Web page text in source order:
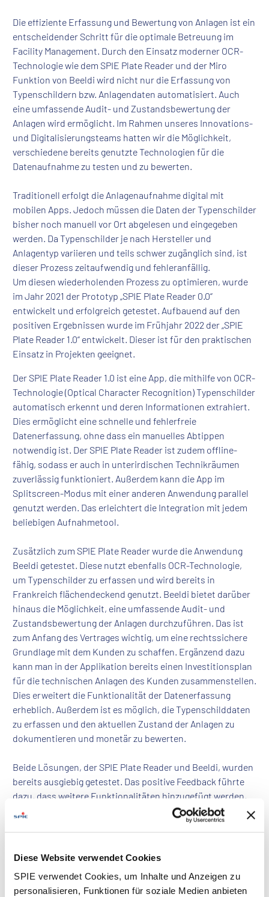
Diese Website verwendet Cookies
SPIE verwendet Cookies, um Inhalte und Anzeigen zu
personalisieren, Funktionen für soziale Medien anbieten
Die effiziente Erfassung und Bewertung von Anlagen ist ein
entscheidender Schritt für die optimale Betreuung im
Facility Management. Durch den Einsatz moderner OCR-
Technologie wie dem SPIE Plate Reader und der Miro
Funktion von Beeldi wird nicht nur die Erfassung von
Typenschildern bzw. Anlagendaten automatisiert. Auch
eine umfassende Audit- und Zustandsbewertung der
Anlagen wird ermöglicht. Im Rahmen unseres Innovations-
und Digitalisierungsteams hatten wir die Möglichkeit,
verschiedene bereits genutzte Technologien für die
Datenaufnahme zu testen und zu bewerten.
Traditionell erfolgt die Anlagenaufnahme digital mit
mobilen Apps. Jedoch müssen die Daten der Typenschilder
bisher noch manuell vor Ort abgelesen und eingegeben
werden. Da Typenschilder je nach Hersteller und
Anlagentyp variieren und teils schwer zugänglich sind, ist
dieser Prozess zeitaufwendig und fehleranfällig.
Um diesen wiederholenden Prozess zu optimieren, wurde
im Jahr 2021 der Prototyp „SPIE Plate Reader 0.0“
entwickelt und erfolgreich getestet. Aufbauend auf den
positiven Ergebnissen wurde im Frühjahr 2022 der „SPIE
Plate Reader 1.0“ entwickelt. Dieser ist für den praktischen
Einsatz in Projekten geeignet.
Der SPIE Plate Reader 1.0 ist eine App, die mithilfe von OCR-
Technologie (Optical Character Recognition) Typenschilder
automatisch erkennt und deren Informationen extrahiert.
Dies ermöglicht eine schnelle und fehlerfreie
Datenerfassung, ohne dass ein manuelles Abtippen
notwendig ist. Der SPIE Plate Reader ist zudem offline-
fähig, sodass er auch in unterirdischen Technikräumen
zuverlässig funktioniert. Außerdem kann die App im
Splitscreen-Modus mit einer anderen Anwendung parallel
genutzt werden. Das erleichtert die Integration mit jedem
beliebigen Aufnahmetool.
Zusätzlich zum SPIE Plate Reader wurde die Anwendung
Beeldi getestet. Diese nutzt ebenfalls OCR-Technologie,
um Typenschilder zu erfassen und wird bereits in
Frankreich flächendeckend genutzt. Beeldi bietet darüber
hinaus die Möglichkeit, eine umfassende Audit- und
Zustandsbewertung der Anlagen durchzuführen. Das ist
zum Anfang des Vertrages wichtig, um eine rechtssichere
Grundlage mit dem Kunden zu schaffen. Ergänzend dazu
kann man in der Applikation bereits einen Investitionsplan
für die technischen Anlagen des Kunden zusammenstellen.
Dies erweitert die Funktionalität der Datenerfassung
erheblich. Außerdem ist es möglich, die Typenschilddaten
zu erfassen und den aktuellen Zustand der Anlagen zu
dokumentieren und monetär zu bewerten.
Beide Lösungen, der SPIE Plate Reader und Beeldi, wurden
bereits ausgiebig getestet. Das positive Feedback führte
dazu, dass weitere Funktionalitäten hinzugefügt werden,
um langfristig eine medienbruchfreie Integration in die
CAFM-Systeme zu ermöglichen. Eine Desktop-Version des
Anwendungen im Backoffice zu unterstützen.